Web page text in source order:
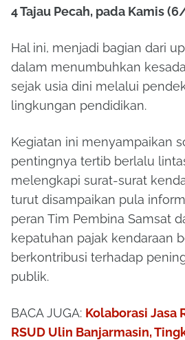
4 Tajau Pecah, pada Kamis
Hal ini, menjadi bagian dari
dalam menumbuhkan
sejak usia dini melalui
lingkungan pendidikan.
Kegiatan ini menyampaikan
pentingnya tertib berlalu
melengkapi surat-surat
turut disampaikan pula
peran Tim Pembina Samsat
kepatuhan pajak kendaraan
berkontribusi terhadap
publik.
BACA JUGA: Kolaborasi Jasa
RSUD Ulin Banjarmasin,